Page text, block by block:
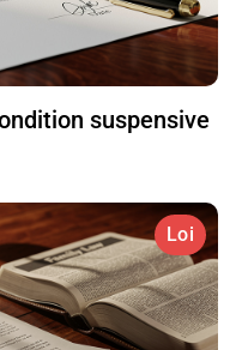
suspensive
Loi